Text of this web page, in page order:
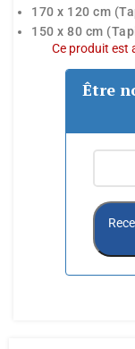
170 x 120 cm
150 x 80 cm
Ce produit est
Être